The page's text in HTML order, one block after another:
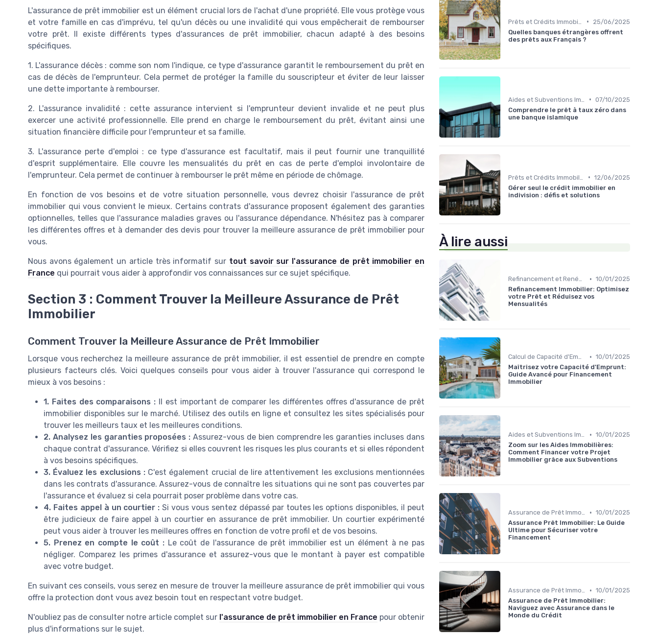
L'assurance de prêt immobilier est un élément crucial lors de l'achat d'une propriété. Elle vous protège vous
et votre famille en cas d'imprévu, tel qu'un décès ou une invalidité qui vous empêcherait de rembourser
votre prêt. Il existe différents types d'assurances de prêt immobilier, chacun adapté à des besoins
spécifiques.
1. L'assurance décès : comme son nom l'indique, ce type d'assurance garantit le remboursement du prêt en
cas de décès de l'emprunteur. Cela permet de protéger la famille du souscripteur et éviter de leur laisser
une dette importante à rembourser.
2. L'assurance invalidité : cette assurance intervient si l'emprunteur devient invalide et ne peut plus
exercer une activité professionnelle. Elle prend en charge le remboursement du prêt, évitant ainsi une
situation financière difficile pour l'emprunteur et sa famille.
3. L'assurance perte d'emploi : ce type d'assurance est facultatif, mais il peut fournir une tranquillité
d'esprit supplémentaire. Elle couvre les mensualités du prêt en cas de perte d'emploi involontaire de
l'emprunteur. Cela permet de continuer à rembourser le prêt même en période de chômage.
En fonction de vos besoins et de votre situation personnelle, vous devrez choisir l'assurance de prêt
immobilier qui vous convient le mieux. Certains contrats d'assurance proposent également des garanties
optionnelles, telles que l'assurance maladies graves ou l'assurance dépendance. N'hésitez pas à comparer
les différentes offres et à demander des devis pour trouver la meilleure assurance de prêt immobilier pour
vous.
Nous avons également un article très informatif sur tout savoir sur l'assurance de prêt immobilier en
France qui pourrait vous aider à approfondir vos connaissances sur ce sujet spécifique.
Section 3 : Comment Trouver la Meilleure Assurance de Prêt
Immobilier
Comment Trouver la Meilleure Assurance de Prêt Immobilier
Lorsque vous recherchez la meilleure assurance de prêt immobilier, il est essentiel de prendre en compte
plusieurs facteurs clés. Voici quelques conseils pour vous aider à trouver l'assurance qui correspond le
mieux à vos besoins :
1. Faites des comparaisons : Il est important de comparer les différentes offres d'assurance de prêt
immobilier disponibles sur le marché. Utilisez des outils en ligne et consultez les sites spécialisés pour
trouver les meilleurs taux et les meilleures conditions.
2. Analysez les garanties proposées : Assurez-vous de bien comprendre les garanties incluses dans
chaque contrat d'assurance. Vérifiez si elles couvrent les risques les plus courants et si elles répondent
à vos besoins spécifiques.
3. Évaluez les exclusions :C'est également crucial de lire attentivement les exclusions mentionnées
dans les contrats d'assurance. Assurez-vous de connaître les situations qui ne sont pas couvertes par
l'assurance et évaluez si cela pourrait poser problème dans votre cas.
4. Faites appel à un courtier : Si vous vous sentez dépassé par toutes les options disponibles, il peut
être judicieux de faire appel à un courtier en assurance de prêt immobilier. Un courtier expérimenté
peut vous aider à trouver les meilleures offres en fonction de votre profil et de vos besoins.
5. Prenez en compte le coût : Le coût de l'assurance de prêt immobilier est un élément à ne pas
négliger. Comparez les primes d'assurance et assurez-vous que le montant à payer est compatible
avec votre budget.
En suivant ces conseils, vous serez en mesure de trouver la meilleure assurance de prêt immobilier qui vous
offre la protection dont vous avez besoin tout en respectant votre budget.
N'oubliez pas de consulter notre article complet sur l'assurance de prêt immobilier en France pour obtenir
plus d'informations sur le sujet.
•
25/06/2025
Quelles banques étrangères offrent
des prêts aux Français ?
• 07/10/2025
Comprendre le prêt à taux zéro dans
une banque islamique
• 12/06/2025
Gérer seul le crédit immobilier en
indivision : défis et solutions
À lire aussi
Refinancement et Renégociation de Prêt • 10/01/2025
Refinancement Immobilier: Optimisez
votre Prêt et Réduisez vos
Mensualités
Calcul de Capacité d'Emprunt • 10/01/2025
Maîtrisez votre Capacité d'Emprunt:
Guide Avancé pour Financement
Immobilier
Aides et Subventions Immobilières • 10/01/2025
Zoom sur les Aides Immobilières:
Comment Financer votre Projet
Immobilier grâce aux Subventions
Assurance de Prêt Immobilier • 10/01/2025
Assurance Prêt Immobilier: Le Guide
Ultime pour Sécuriser votre
Financement
Assurance de Prêt Immobilier • 10/01/2025
Assurance de Prêt Immobilier:
Naviguez avec Assurance dans le
Monde du Crédit